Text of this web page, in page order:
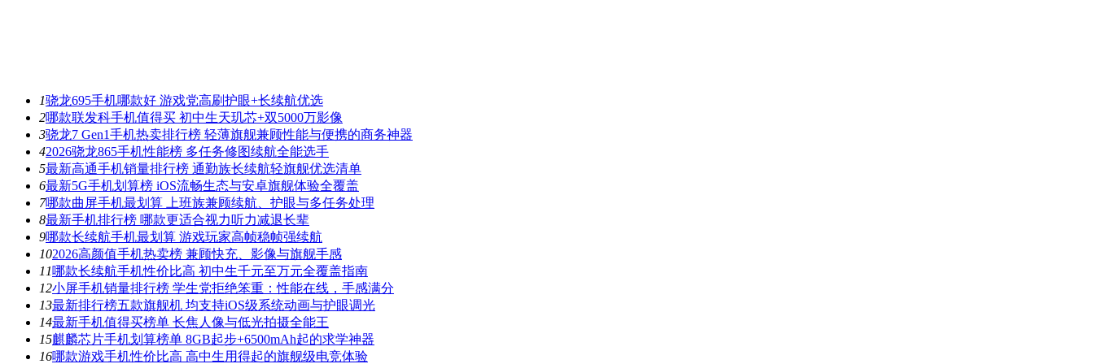
1骁龙695手机哪款好 游戏党高刷护眼+长续航优选
2哪款联发科手机值得买 初中生天玑芯+双5000万影像
3骁龙7 Gen1手机热卖排行榜 轻薄旗舰兼顾性能与便携的商务神器
42026骁龙865手机性能榜 多任务修图续航全能选手
5最新高通手机销量排行榜 通勤族长续航轻旗舰优选清单
6最新5G手机划算榜 iOS流畅生态与安卓旗舰体验全覆盖
7哪款曲屏手机最划算 上班族兼顾续航、护眼与多任务处理
8最新手机排行榜 哪款更适合视力听力减退长辈
9哪款长续航手机最划算 游戏玩家高帧稳帧强续航
102026高颜值手机热卖榜 兼顾快充、影像与旗舰手感
11哪款长续航手机性价比高 初中生千元至万元全覆盖指南
12小屏手机销量排行榜 学生党拒绝笨重：性能在线，手感满分
13最新排行榜五款旗舰机 均支持iOS级系统动画与护眼调光
14最新手机值得买榜单 长焦人像与低光拍摄全能王
15麒麟芯片手机划算榜单 8GB起步+6500mAh起的求学神器
16哪款游戏手机性价比高 高中生用得起的旗舰级电竞体验